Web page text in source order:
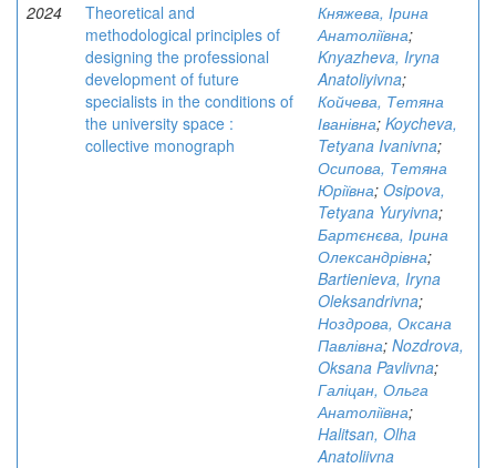
2024
Theoretical and
methodological principles of
designing the professional
development of future
specialists in the conditions of
the university space :
collective monograph
Княжева, Ірина
Анатоліївна;
Knyazheva, Iryna
Anatoliyivna;
Койчева, Тетяна
Іванівна; Koycheva,
Tetyana Ivanivna;
Осипова, Тетяна
Юріївна; Osipova,
Tetyana Yuryivna;
Бартєнєва, Ірина
Олександрівна;
Bartienieva, Iryna
Oleksandrivna;
Ноздрова, Оксана
Павлівна; Nozdrova,
Oksana Pavlivna;
Галіцан, Ольга
Анатоліївна;
Halitsan, Olha
Anatoliivna